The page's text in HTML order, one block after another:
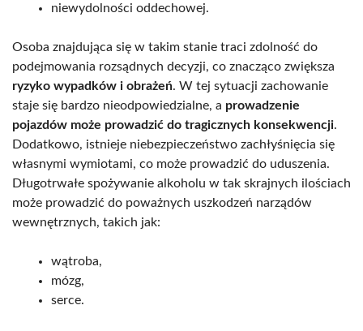
niewydolności oddechowej.
Osoba znajdująca się w takim stanie traci zdolność do
podejmowania rozsądnych decyzji, co znacząco zwiększa
ryzyko wypadków i obrażeń. W tej sytuacji zachowanie
staje się bardzo nieodpowiedzialne, a prowadzenie
pojazdów może prowadzić do tragicznych konsekwencji.
Dodatkowo, istnieje niebezpieczeństwo zachłyśnięcia się
własnymi wymiotami, co może prowadzić do uduszenia.
Długotrwałe spożywanie alkoholu w tak skrajnych ilościach
może prowadzić do poważnych uszkodzeń narządów
wewnętrznych, takich jak:
wątroba,
mózg,
serce.